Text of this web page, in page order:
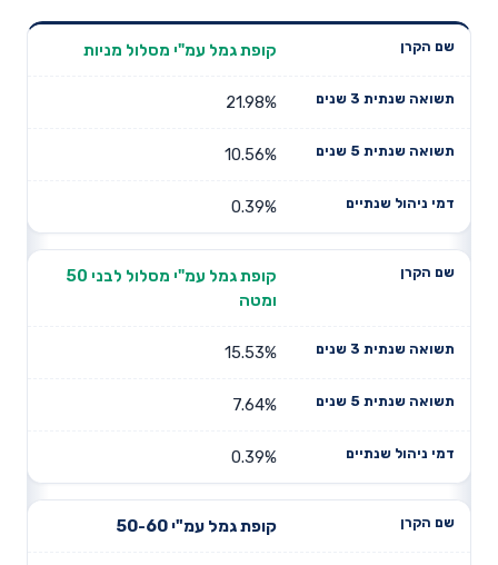
שנים
תשואה
דמי ניהול
קופת גמל עמ"י מסלול מניות
21.98%
10.56%
0.39%
קופת גמל עמ"י מסלול לבני 50
ומטה
15.53%
7.64%
0.39%
קופת גמל עמ"י 50-60